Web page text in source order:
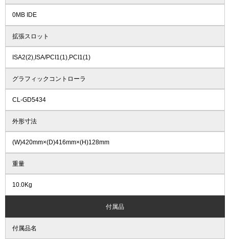
0MB IDE
拡張スロット
ISA2(2),ISA/PCI1(1),PCI1(1)
グラフィックコントローラ
CL-GD5434
外形寸法
(W)420mm×(D)416mm×(H)128mm
重量
10.0Kg
付属品
付属品名